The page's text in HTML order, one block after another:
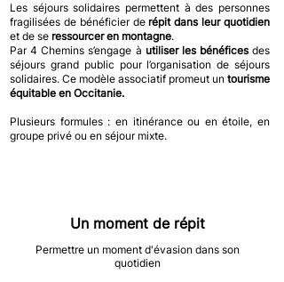
Les séjours solidaires permettent à des personnes
fragilisées de bénéficier de répit dans leur quotidien
et de se ressourcer en montagne.
Par 4 Chemins s’engage à utiliser les bénéfices des
séjours grand public pour l’organisation de séjours
solidaires. Ce modèle associatif promeut un tourisme
équitable en Occitanie.
Plusieurs formules : en itinérance ou en étoile, en
groupe privé ou en séjour mixte.
Un moment de répit
Permettre un moment d'évasion dans son
quotidien